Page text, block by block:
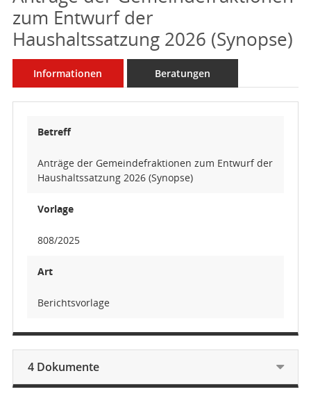
zum Entwurf der
Haushaltssatzung 2026 (Synopse)
Informationen Beratungen
Betreff
Anträge der Gemeindefraktionen zum Entwurf der
Haushaltssatzung 2026 (Synopse)
Vorlage
808/2025
Art
Berichtsvorlage
4 Dokumente